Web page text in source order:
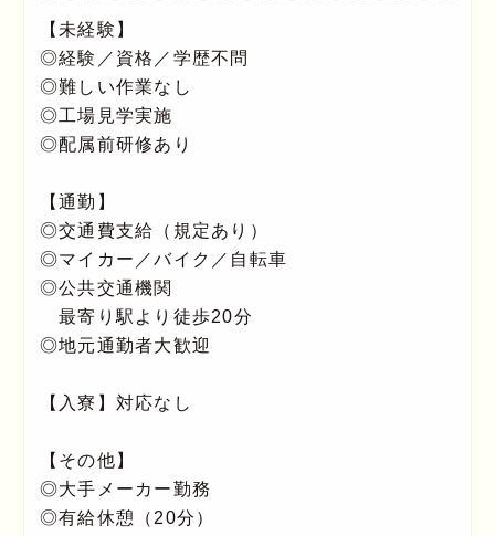
【未経験】
◎経験／資格／学歴不問
◎難しい作業なし
◎工場見学実施
◎配属前研修あり
【通勤】
◎交通費支給（規定あり）
◎マイカー／バイク／自転車
◎公共交通機関
最寄り駅より徒歩20分
◎地元通勤者大歓迎
【入寮】対応なし
【その他】
◎大手メーカー勤務
◎有給休憩（20分）